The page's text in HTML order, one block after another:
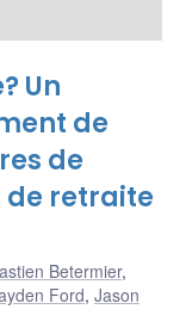
Un
de
de
de retraite
Betermier,
Ford, Jason